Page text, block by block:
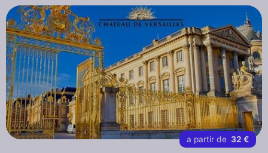
a partir de 32 €